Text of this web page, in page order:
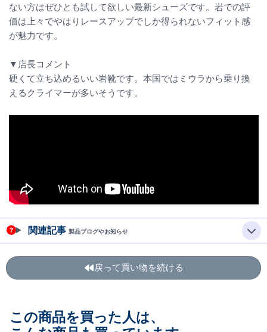
ない方はぜひとも試して欲しい最新シューズです。岩での評
価は上々でやはりレースアップでしか得られないフィット感
が魅力です。
▼店長コメント
硬くて立ち込めるいい岩靴です。本国ではミウラから乗り換
えるクライマーが多いそうです。
関連記事 製品ブログやお知らせ
戻って買い物を続ける
この商品を買った人は、